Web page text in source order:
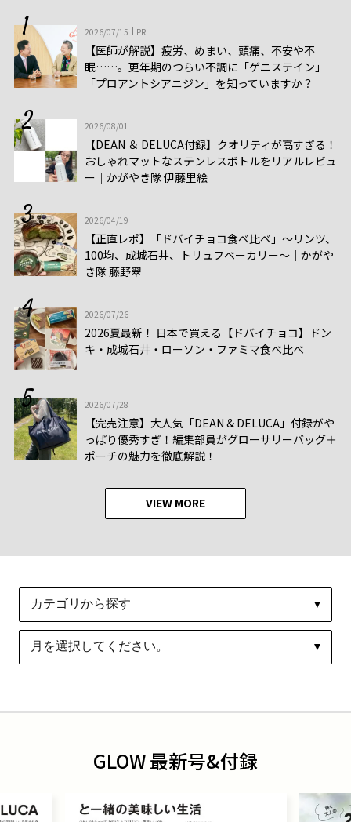
2026/07/15 PR
【医師が解説】疲労、めまい、頭痛、不安や不
眠……。更年期のつらい不調に「ゲニステイン」
「プロアントシアニジン」を知っていますか？
2026/08/01
【DEAN ＆ DELUCA付録】クオリティが高すぎる！
おしゃれマットなステンレスボトルをリアルレビュ
ー│かがやき隊 伊藤里絵
2026/04/19
【正直レポ】「ドバイチョコ食べ比べ」～リンツ、
100均、成城石井、トリュフベーカリー～｜かがや
き隊 藤野翠
2026/07/26
2026夏最新！ 日本で買える【ドバイチョコ】ドン
キ・成城石井・ローソン・ファミマ食べ比べ
2026/07/28
【完売注意】大人気「DEAN & DELUCA」付録がや
っぱり優秀すぎ！編集部員がグローサリーバッグ＋
ポーチの魅力を徹底解説！
VIEW MORE
GLOW 最新号&付録